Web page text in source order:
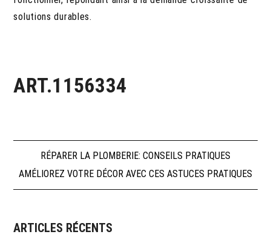
solutions durables.
ART.1156334
Navigation
de
l’article
RÉPARER LA PLOMBERIE: CONSEILS PRATIQUES
AMÉLIOREZ VOTRE DÉCOR AVEC CES ASTUCES PRATIQUES
ARTICLES RÉCENTS